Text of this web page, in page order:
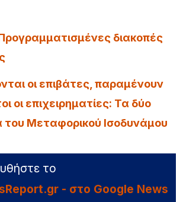
διακοπές
οι επιβάτες, παραμένουν
οι επιχειρηματίες: Τα δύο
Μεταφορικού Ισοδυνάμου
το
- στο Google News